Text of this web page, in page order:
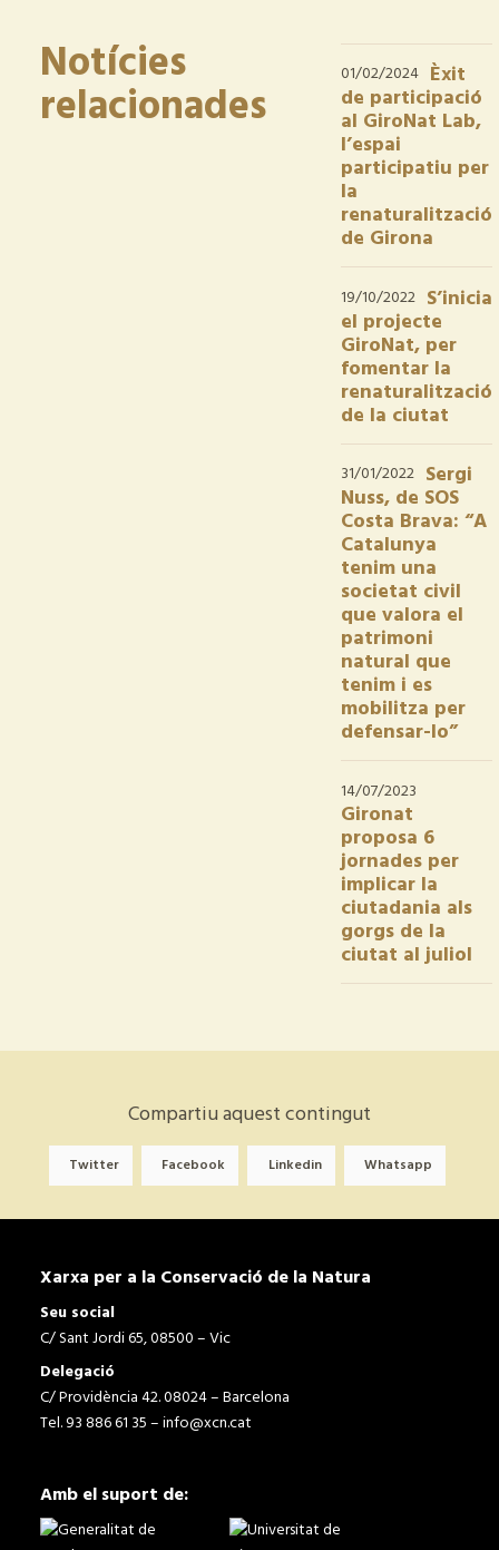
Notícies
relacionades
01/02/2024 Èxit
de participació
al GiroNat Lab,
l’espai
participatiu per
la
renaturalització
de Girona
19/10/2022 S’inicia
el projecte
GiroNat, per
fomentar la
renaturalització
de la ciutat
31/01/2022 Sergi
Nuss, de SOS
Costa Brava: “A
Catalunya
tenim una
societat civil
que valora el
patrimoni
natural que
tenim i es
mobilitza per
defensar-lo”
14/07/2023
Gironat
proposa 6
jornades per
implicar la
ciutadania als
gorgs de la
ciutat al juliol
Compartiu aquest contingut
Twitter Facebook Linkedin Whatsapp
Xarxa per a la Conservació de la Natura
Seu social
C/ Sant Jordi 65, 08500 – Vic
Delegació
C/ Providència 42. 08024 – Barcelona
Tel. 93 886 61 35 –info@xcn.cat
Amb el suport de: